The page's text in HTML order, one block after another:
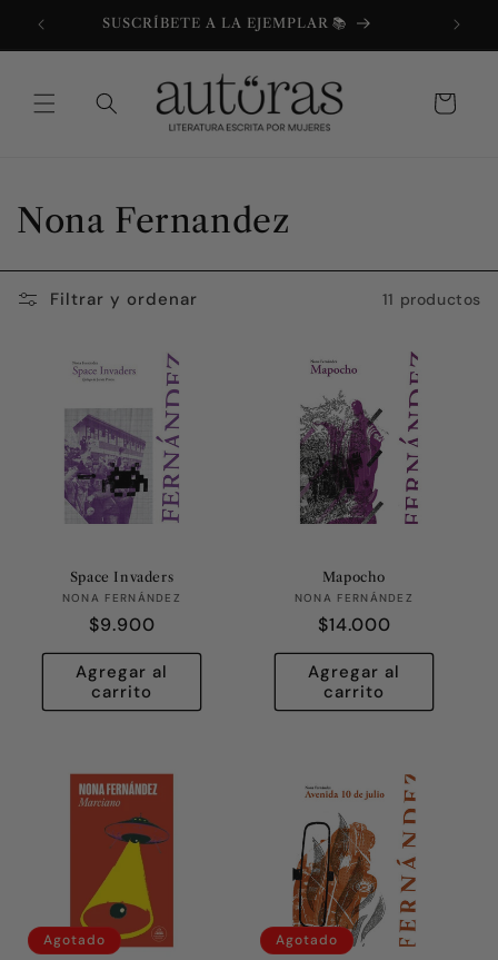
directamenteSUSCRÍBETE A LA EJEMPLAR 📚
Carrito
C
o
l
Nona Fernandez
Filtrar y ordenar 11 productos
Space Invaders
Proveedor:
NONA FERNÁNDEZ
Precio
habitual
$9.900
Agregar al
carrito
Mapocho
Proveedor:
NONA FERNÁNDEZ
Precio
habitual
$14.000
Agregar al
carrito
Agotado Agotado